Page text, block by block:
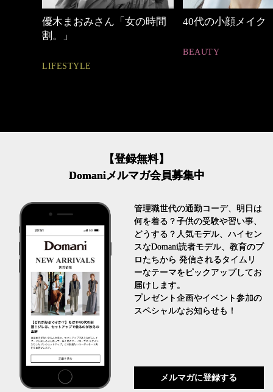
ん「女の時間 40代の小顔メイク 働く女性
【登録無料】
Domaniメルマガ会員募集中
管理職世代の通勤コーデ、明日は
何を着る？子供の受験や習い事、
どうする？人気モデル、ハイセン
スなDomani読者モデル、教育のプ
ロたちから 発信されるタイムリ
ーなテーマをピックアップしてお
届けします。
プレゼント企画やイベント参加の
スペシャルなお知らせも！
メルマガに登録する